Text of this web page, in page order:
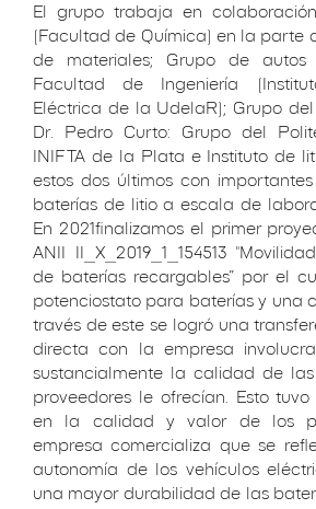
El grupo trabaja en
(Facultad de Química) en la parte
de materiales; Grupo de
Facultad de Ingeniería
Eléctrica de la UdelaR); Grupo
Dr. Pedro Curto: Grupo del
INIFTA de la Plata e Instituto de
estos dos últimos con
baterías de litio a escala de
En 2021finalizamos el primer
ANII II_X_2019_1_154513
de baterías recargables” por el
potenciostato para baterías y una
través de este se logró una
directa con la empresa
sustancialmente la calidad de
proveedores le ofrecían. Esto
en la calidad y valor de los
empresa comercializa que se
autonomía de los vehículos
una mayor durabilidad de las